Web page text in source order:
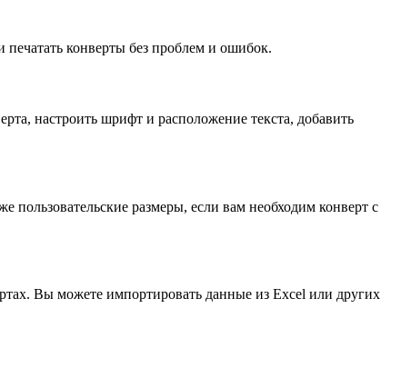
конверты без проблем и ошибок.
настроить шрифт и расположение текста, добавить
размеры, если вам необходим конверт с
Вы можете импортировать данные из Excel или других